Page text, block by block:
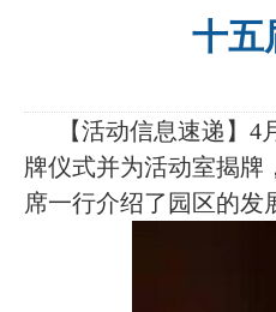
十五
【活动信息速递】
牌仪式并为活动室揭牌
席一行介绍了园区的